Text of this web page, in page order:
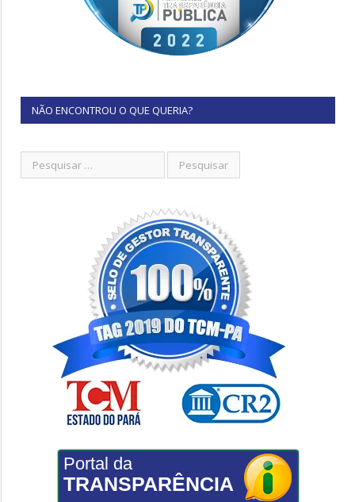
NÃO ENCONTROU O QUE QUERIA?
Portal da
TRANSPARÊNCIA